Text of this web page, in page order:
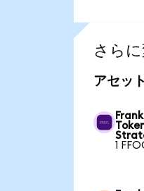
さら
アセッ
1